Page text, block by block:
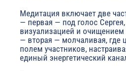
Медитация включает две
— первая — под голос
визуализацией и очищением
— вторая — молчаливая, где
полем участников,
единый энергетический